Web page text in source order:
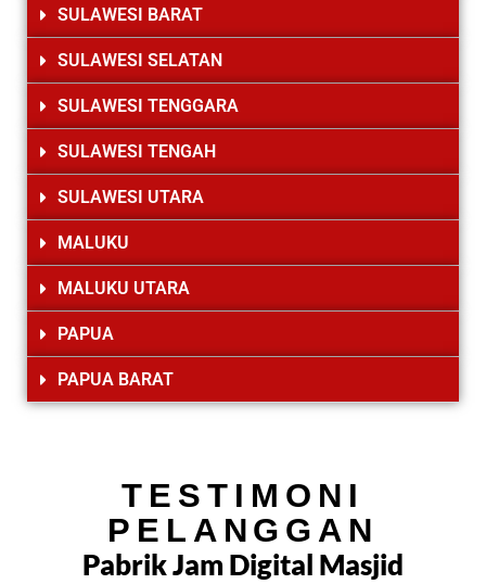
SULAWESI BARAT
SULAWESI SELATAN
SULAWESI TENGGARA
SULAWESI TENGAH
SULAWESI UTARA
MALUKU
MALUKU UTARA
PAPUA
PAPUA BARAT
TESTIMONI
PELANGGAN
Pabrik Jam Digital Masjid